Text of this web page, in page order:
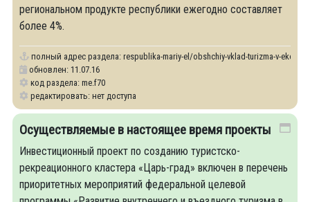
региональном продукте республики ежегодно составляет
более 4%.
полный адрес раздела: respublika-mariy-el/obshchiy-vklad-turizma-v-
обновлен: 11.07.16
код раздела: me.f70
редактировать: нет доступа
Осуществляемые в настоящее время проекты
Инвестиционный проект по созданию туристско-
рекреационного кластера «Царь-град» включен в перечень
приоритетных мероприятий федеральной целевой